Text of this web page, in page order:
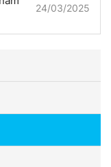
24/03/2025